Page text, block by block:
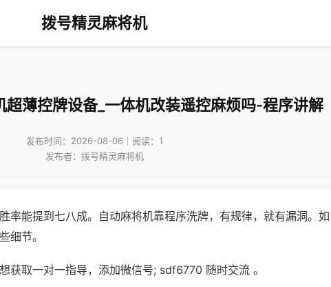
拨号精灵麻将机
超薄控牌设备_一体机改装遥控麻烦吗-程序讲解
发布时间：2026-08-06｜阅读：1
发布者：拨号精灵麻将机
率能提到七八成。自动麻将机靠程序洗牌，有规律，就有漏洞。如
细节。
获取一对一指导，添加微信号; sdf6770 随时交流 。